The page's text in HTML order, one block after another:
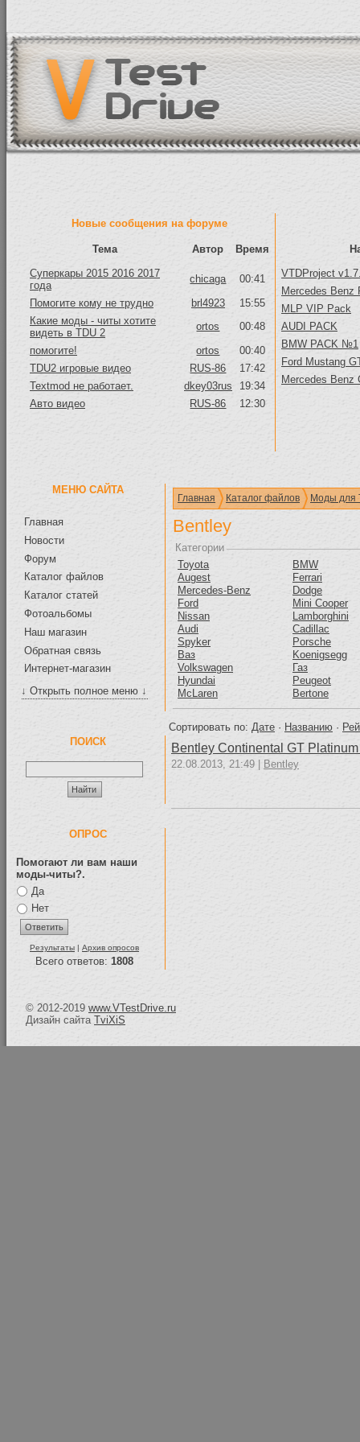
Новые сообщения на форуме
Тема Автор
Время
Суперкары 2015 2016 2017
года
chicaga
00:41
Помогите кому не трудно
brl4923
15:55
Какие моды - читы хотите
видеть в TDU 2
ortos
00:48
помогите!
ortos
00:40
TDU2 игровые видео
RUS-86
17:42
Textmod не работает.
dkey03rus
19:34
Авто видео
RUS-86 12:30
VTDProject
Mercedes Benz
MLP VIP Pack
AUDI PACK
BMW PACK №1
Ford Mustang
Mercedes Benz
МЕНЮ САЙТА
Главная
Новости
Форум
Каталог файлов
Каталог статей
Фотоальбомы
Наш магазин
Обратная связь
Интернет-магазин
↓ Открыть полное меню ↓
ПОИСК
ОПРОС
Помогают ли вам наши
моды-читы?.
Да
Нет
Результаты | Архив опросов
Всего ответов: 1808
Главная Каталог файлов Моды для
Bentley
Категории
Toyota
BMW
Augest
Ferrari
Mercedes-Benz
Dodge
Ford
Mini Cooper
Nissan
Lamborghini
Audi
Cadillac
Spyker
Porsche
Ваз
Koenigsegg
Volkswagen
Газ
Hyundai
Peugeot
McLaren
Bertone
Сортировать по: Дате · Названию ·
Bentley Continental GT
22.08.2013, 21:49 | Bentley
© 2012-2019 www.VTestDrive.ru
Дизайн сайта TviXiS